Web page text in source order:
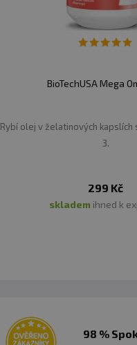
BioTechUSA Mega
Rybí olej v želatinových kapslích
3.
299 Kč
skladem ihned k
98 %